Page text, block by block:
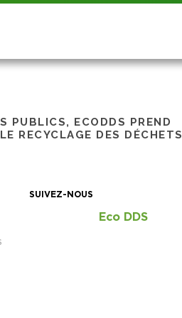
PUBLICS, ECODDS PREND
RECYCLAGE DES DÉCHETS
SUIVEZ-NOUS
Eco DDS